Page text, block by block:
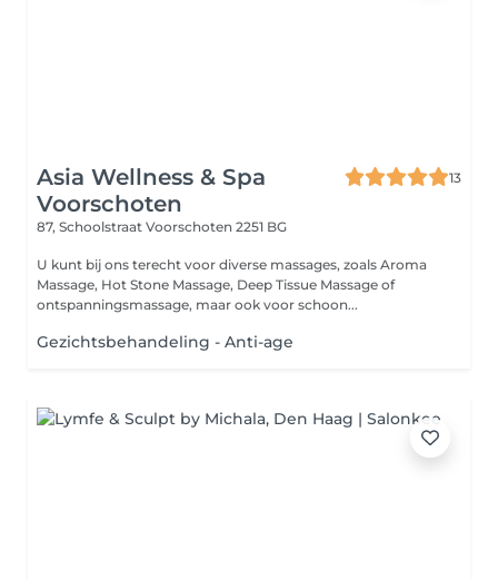
Asia Wellness & Spa
Voorschoten
13
87, Schoolstraat Voorschoten 2251 BG
U kunt bij ons terecht voor diverse massages, zoals Aroma
Massage, Hot Stone Massage, Deep Tissue Massage of
ontspanningsmassage, maar ook voor schoon...
Gezichtsbehandeling - Anti-age